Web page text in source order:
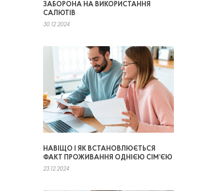
ЗАБОРОНА НА ВИКОРИСТАННЯ
САЛЮТІВ
30.12.2024
НАВІЩО І ЯК ВСТАНОВЛЮЄТЬСЯ
ФАКТ ПРОЖИВАННЯ ОДНІЄЮ СІМ’ЄЮ
23.12.2024